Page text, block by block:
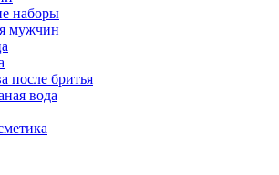
наборы
мужчин
после бритья
вода